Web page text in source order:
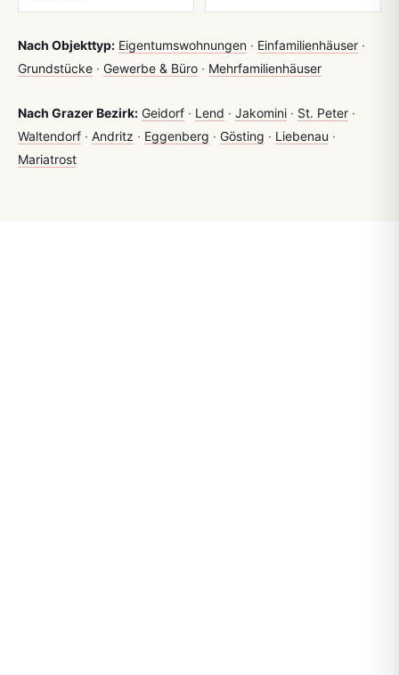
Nach Objekttyp: Eigentumswohnungen · Einfamilienhäuser ·
Grundstücke · Gewerbe & Büro · Mehrfamilienhäuser
Nach Grazer Bezirk: Geidorf · Lend · Jakomini · St. Peter ·
Waltendorf · Andritz · Eggenberg · Gösting · Liebenau ·
Mariatrost